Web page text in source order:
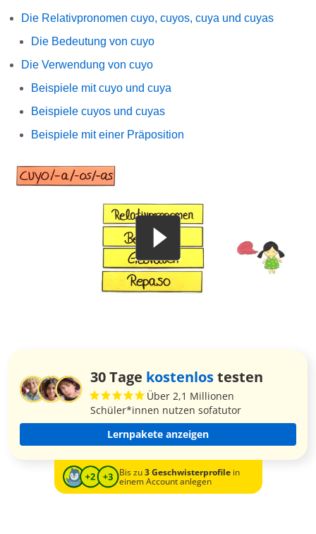
Die Relativpronomen cuyo, cuyos, cuya und cuyas
Die Bedeutung von cuyo
Die Verwendung von cuyo
Beispiele mit cuyo und cuya
Beispiele cuyos und cuyas
Beispiele mit einer Präposition
30 Tage kostenlostesten
Über 2,1 Millionen
Schüler*innen nutzen sofatutor
Lernpakete anzeigen
Bis zu3 Geschwisterprofilein
einem Account anlegen